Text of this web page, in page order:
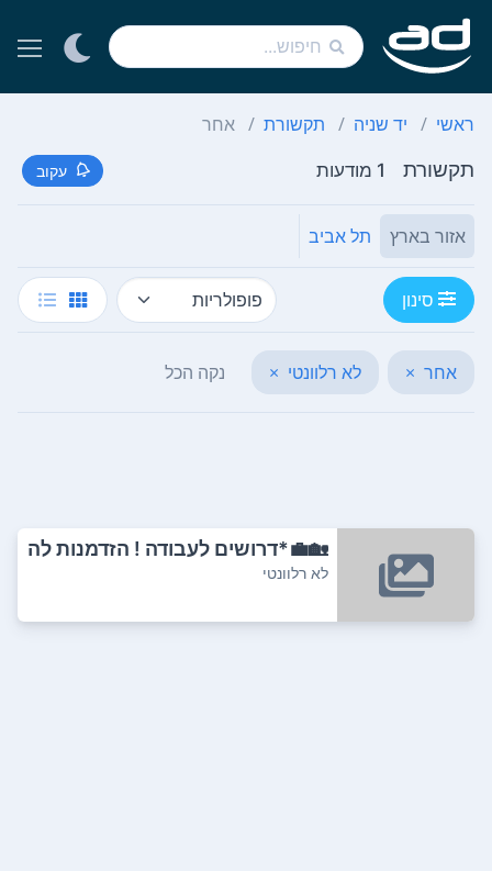
ראשי יד שניה תקשורת אחר
תקשורת 1 מודעות עקוב
אזור בארץ תל אביב
סינון
אחר × לא רלוונטי × נקה הכל
🏡💼*דרושים לעבודה ! הזדמנות לה
רוויח!* �...
לא רלוונטי